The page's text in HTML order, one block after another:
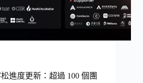
進度更新：超過 100 個團